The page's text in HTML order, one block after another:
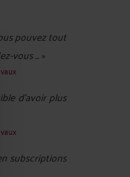
pouvez tout
vous ... »
d'avoir plus
subscriptions